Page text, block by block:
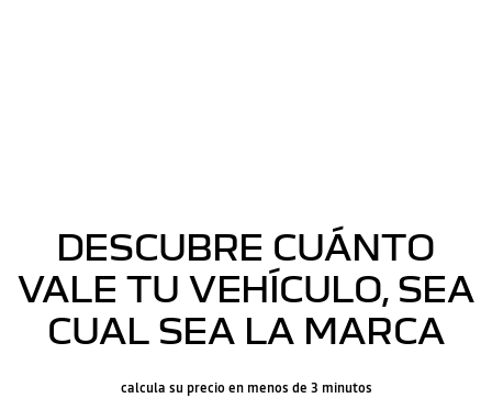
DESCUBRE CUÁNTO
VALE TU VEHÍCULO, SEA
CUAL SEA LA MARCA
calcula su precio en menos de 3 minutos